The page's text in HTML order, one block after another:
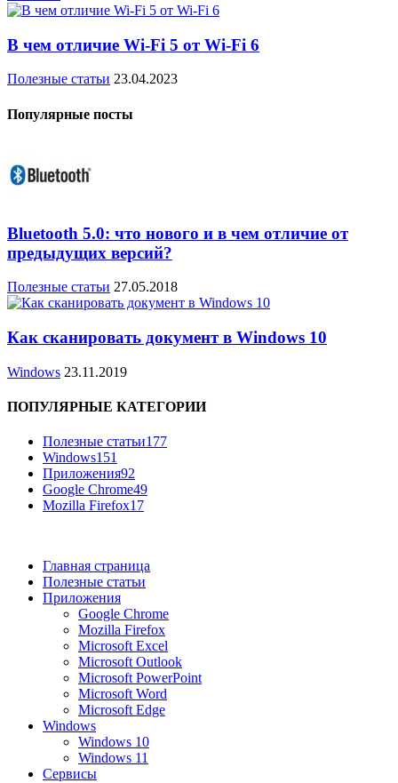
В чем отличие Wi-Fi 5 от Wi-Fi 6
Полезные статьи 23.04.2023
Популярные посты
Bluetooth 5.0: что нового и в чем отличие от
предыдущих версий?
Полезные статьи 27.05.2018
Как сканировать документ в Windows 10
Windows 23.11.2019
ПОПУЛЯРНЫЕ КАТЕГОРИИ
Полезные статьи177
Windows151
Приложения92
Google Chrome49
Mozilla Firefox17
Главная страница
Полезные статьи
Приложения
Google Chrome
Mozilla Firefox
Microsoft Excel
Microsoft Outlook
Microsoft PowerPoint
Microsoft Word
Microsoft Edge
Windows
Windows 10
Windows 11
Сервисы